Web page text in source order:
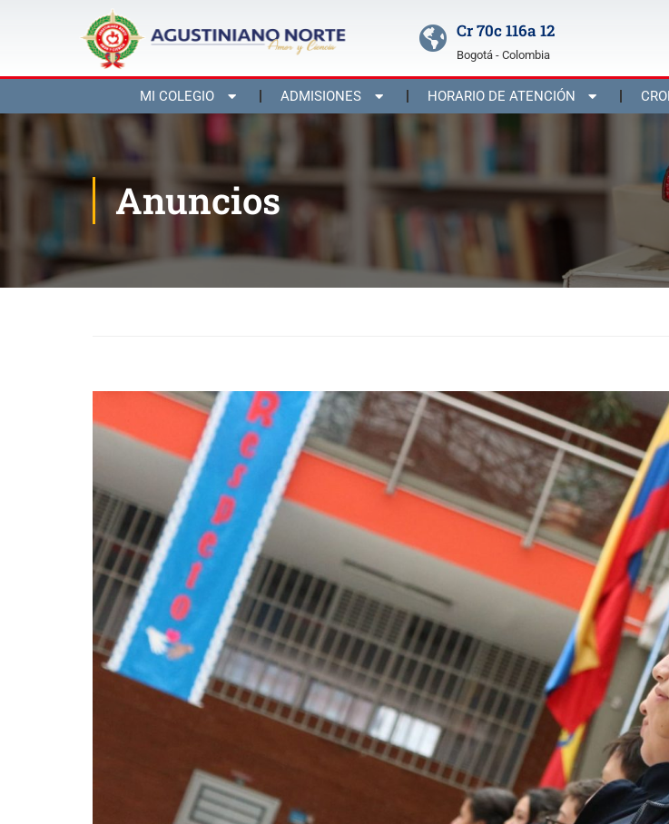
Cr 70c 116a 12
Bogotá - Colombia
MI COLEGIO ADMISIONES HORARIO DE ATENCIÓN
Anuncios